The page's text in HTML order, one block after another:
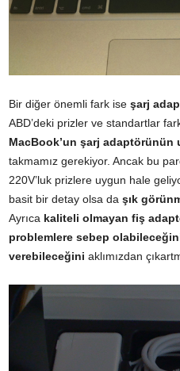
Bir diğer önemli fark ise şarj
ABD’deki prizler ve standartlar
MacBook’un şarj adaptörünün
takmamız gerekiyor. Ancak bu
220V’luk prizlere uygun hale
basit bir detay olsa da şık
Ayrıca kaliteli olmayan fiş
problemlere sebep
verebileceğini aklımızdan